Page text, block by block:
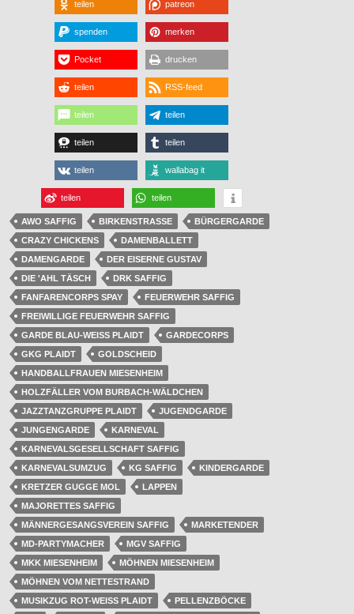
teilen patreon
spenden merken
Pocket drucken
teilen RSS-feed
teilen teilen
teilen teilen
teilen wallabag it
teilen teilen
AWO SAFFIG BIRKENSTRASSE
BÜRGERGARDE
CRAZY CHICKENS
DAMENBALLETT
DAMENGARDE
DER EISERNE GUSTAV
DIE 'AHL TÄSCH
DRK SAFFIG
FANFARENCORPS SPAY
FEUERWEHR SAFFIG
FREIWILLIGE FEUERWEHR SAFFIG
GARDE BLAU-WEISS PLAIDT
GARDECORPS
GKG PLAIDT
GOLDSCHEID
HANDBALLFRAUEN MIESENHEIM
HOLZFÄLLER VOM BURBACH-WÄLDCHEN
JAZZTANZGRUPPE PLAIDT
JUGENDGARDE
JUNGENGARDE
KARNEVAL
KARNEVALSGESELLSCHAFT SAFFIG
KARNEVALSUMZUG
KG SAFFIG
KINDERGARDE
KRETZER GUGGE MOL
LAPPEN
MAJORETTES SAFFIG
MÄNNERGESANGSVEREIN SAFFIG
MARKETENDER
MD-PARTYMACHER
MGV SAFFIG
MKK MIESENHEIM
MÖHNEN MIESENHEIM
MÖHNEN VOM NETTESTRAND
MUSIKZUG ROT-WEISS PLAIDT
PELLENZBÖCKE